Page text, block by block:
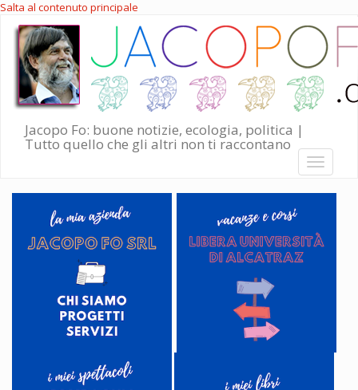
Salta al contenuto principale
Jacopo Fo: buone notizie, ecologia, politica |
Tutto quello che gli altri non ti raccontano
Toggle